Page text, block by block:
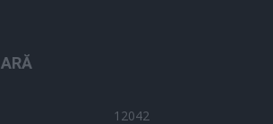
12042